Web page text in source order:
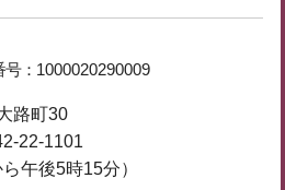
： 1000020290009
路町30
22-1101
午後5時15分）